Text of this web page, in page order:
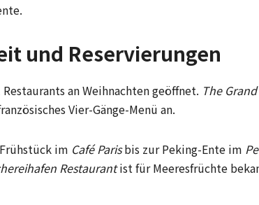
und Reservierungen
an Weihnachten geöffnet. The Grand
Vier-Gänge-Menü an.
im Café Parisbis zur Peking-Ente im
Restaurantist für Meeresfrüchte